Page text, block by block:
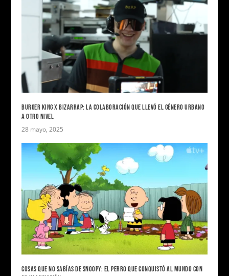
BURGER KING X BIZARRAP: LA COLABORACIÓN QUE LLEVÓ EL GÉNERO URBANO
A OTRO NIVEL
28 mayo, 2025
COSAS QUE NO SABÍAS DE SNOOPY: EL PERRO QUE CONQUISTÓ AL MUNDO CON